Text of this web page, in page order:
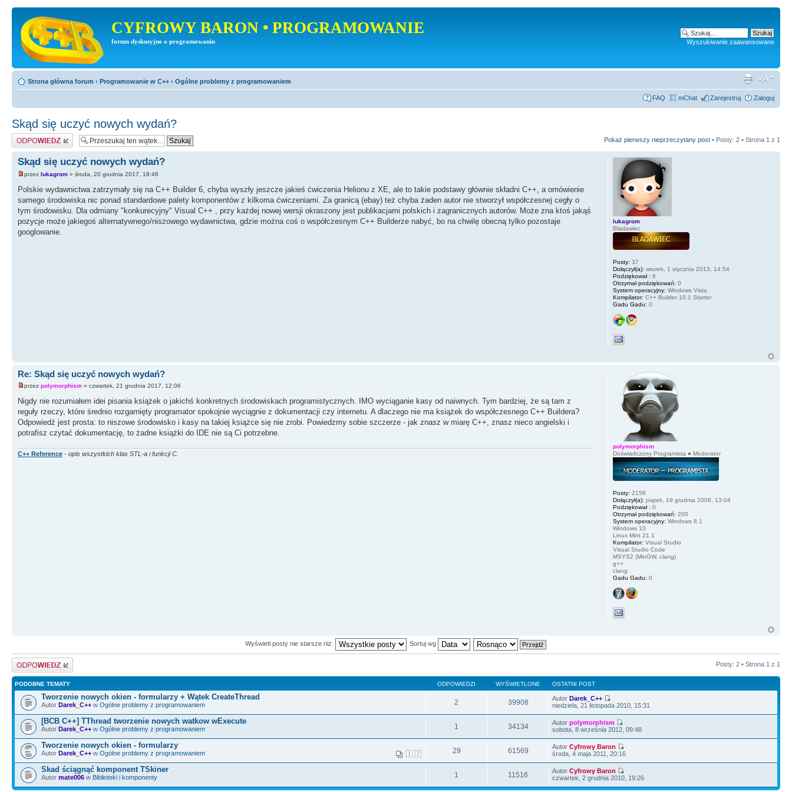
CYFROWY BARON • PROGRAMOWANIE
forum dyskusyjne o programowaniu Wyszukiwanie zaawansowane
Strona główna forum ‹ Programowanie w C++ ‹ Ogólne problemy z programowaniem
FAQ mChat Zarejestruj Zaloguj
Skąd się uczyć nowych wydań?
Odpowiedz Pokaż pierwszy nieprzeczytany post • Posty: 2 • Strona 1 z 1
Skąd się uczyć nowych wydań?
przez lukagrom » środa, 20 grudnia 2017, 18:46
Polskie wydawnictwa zatrzymały się na C++ Builder 6, chyba wyszły jeszcze jakieś ćwiczenia Helionu z XE, ale to takie podstawy głównie składni C++, a omówienie
samego środowiska nic ponad standardowe palety komponentów z kilkoma ćwiczeniami. Za granicą (ebay) też chyba żaden autor nie stworzył współczesnej cegły o
tym środowisku. Dla odmiany "konkurecyjny" Visual C++ , przy każdej nowej wersji okraszony jest publikacjami polskich i zagranicznych autorów. Może zna ktoś jakąś
pozycje może jakiegoś alternatywnego/niszowego wydawnictwa, gdzie można coś o współczesnym C++ Builderze nabyć, bo na chwilę obecną tylko pozostaje
googlowanie.
lukagrom
Bladawiec
Posty: 37
Dołączył(a): wtorek, 1 stycznia 2013, 14:54
Podziękował : 6
Otrzymał podziękowań: 0
System operacyjny: Windows Vista
Kompilator: C++ Builder 10.1 Starter
Gadu Gadu: 0
Re: Skąd się uczyć nowych wydań?
przez polymorphism » czwartek, 21 grudnia 2017, 12:06
Nigdy nie rozumiałem idei pisania książek o jakichś konkretnych środowiskach programistycznych. IMO wyciąganie kasy od naiwnych. Tym bardziej, że są tam z
reguły rzeczy, które średnio rozgarnięty programator spokojnie wyciągnie z dokumentacji czy internetu. A dlaczego nie ma książek do współczesnego C++ Buildera?
Odpowiedź jest prosta: to niszowe środowisko i kasy na takiej książce się nie zrobi. Powiedzmy sobie szczerze - jak znasz w miarę C++, znasz nieco angielski i
potrafisz czytać dokumentację, to żadne książki do IDE nie są Ci potrzebne.
C++ Reference - opis wszystkich klas STL-a i funkcji C.
polymorphism
Doświadczony Programista ● Moderator
Posty: 2156
Dołączył(a): piątek, 19 grudnia 2008, 13:04
Podziękował : 0
Otrzymał podziękowań: 200
System operacyjny: Windows 8.1
Windows 10
Linux Mint 21.1
Kompilator: Visual Studio
Visual Studio Code
MSYS2 (MinGW, clang)
g++
clang
Gadu Gadu: 0
Wyświetl posty nie starsze niż: Sortuj wg
Odpowiedz Posty: 2 • Strona 1 z 1
PODOBNE TEMATY ODPOWIEDZI WYŚWIETLONE OSTATNI POST
Tworzenie nowych okien - formularzy + Wątek CreateThread
Autor Darek_C++ w Ogólne problemy z programowaniem 2 39908 AutorDarek_C++
niedziela, 21 listopada 2010, 15:31
[BCB C++] TThread tworzenie nowych watkow wExecute
Autor Darek_C++ w Ogólne problemy z programowaniem 1 34134 Autorpolymorphism
sobota, 8 września 2012, 09:48
Tworzenie nowych okien - formularzy
1 2
Autor Darek_C++ w Ogólne problemy z programowaniem 29 61569 AutorCyfrowy Baron
środa, 4 maja 2011, 20:16
Skad ściągnąć komponent TSkiner
Autor mate006 w Biblioteki i komponenty 1 11516 AutorCyfrowy Baron
czwartek, 2 grudnia 2010, 19:26